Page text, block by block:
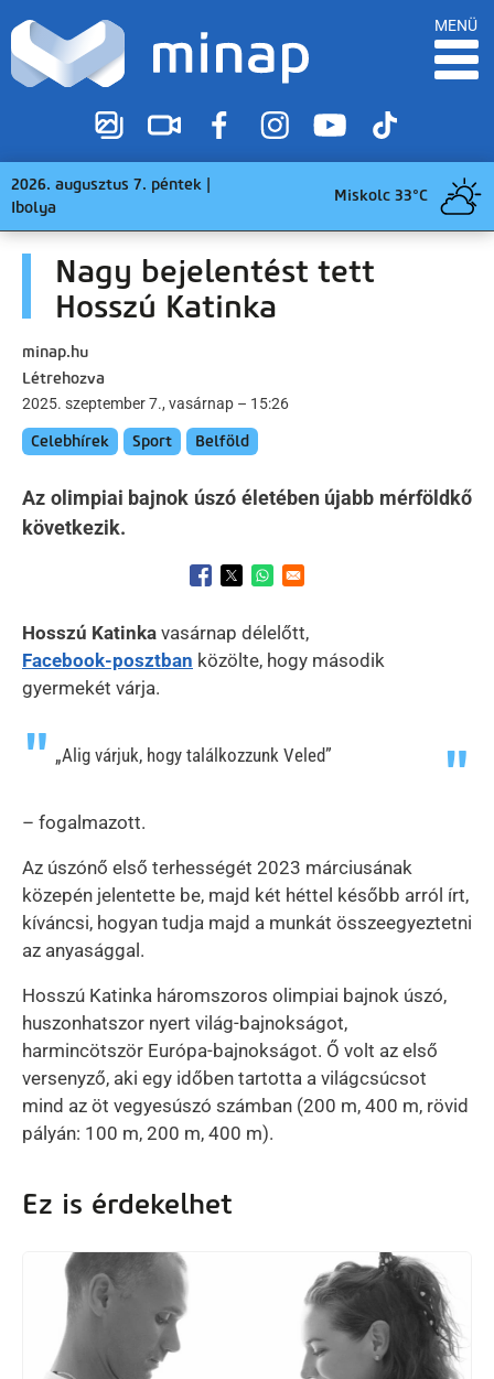
MENÜ
2026. augusztus 7. péntek |
Ibolya
Miskolc 33°C
Nagy bejelentést tett
Hosszú Katinka
minap.hu
Létrehozva
2025. szeptember 7., vasárnap – 15:26
Celebhírek Sport Belföld
Az olimpiai bajnok úszó életében újabb mérföldkő
következik.
Opens in a new window
Opens in a new window
Opens in a new window
Hosszú Katinka vasárnap délelőtt,
Facebook-posztban közölte, hogy második
gyermekét várja.
„Alig várjuk, hogy találkozzunk Veled”
– fogalmazott.
Az úszónő első terhességét 2023 márciusának
közepén jelentette be, majd két héttel később arról írt,
kíváncsi, hogyan tudja majd a munkát összeegyeztetni
az anyasággal.
Hosszú Katinka háromszoros olimpiai bajnok úszó,
huszonhatszor nyert világ-bajnokságot,
harmincötször Európa-bajnokságot. Ő volt az első
versenyző, aki egy időben tartotta a világcsúcsot
mind az öt vegyesúszó számban (200 m, 400 m, rövid
pályán: 100 m, 200 m, 400 m).
Ez is érdekelhet